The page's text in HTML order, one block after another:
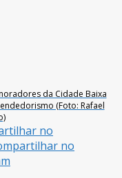
da Cidade Baixa
(Foto: Rafael
no
no